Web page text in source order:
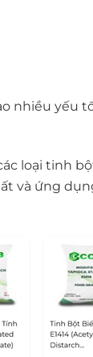
nhiều yếu
loại tinh
và ứng